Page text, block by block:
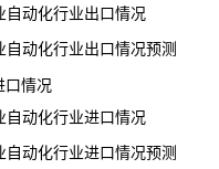
化行业出口情况
化行业出口情况预测
情况
化行业进口情况
化行业进口情况预测